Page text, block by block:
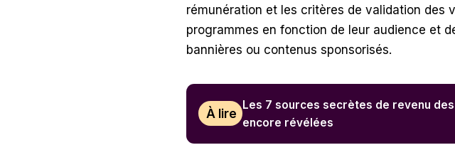
rémunération et les critères de validation des
programmes en fonction de leur audience et
bannières ou contenus sponsorisés.
À lire
Les 7 sources secrètes de revenu
encore révélées